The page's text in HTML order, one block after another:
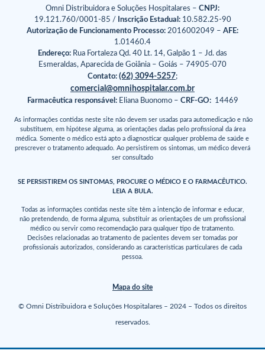
Omni Distribuidora e Soluções Hospitalares – CNPJ:
19.121.760/0001-85 /
Inscrição Estadual:10.582.25-90
Autorização de Funcionamento Processo: 2016002049 – AFE:
1.01460.4
Endereço: Rua Fortaleza Qd. 40 Lt. 14, Galpão 1 – Jd. das
Esmeraldas, Aparecida de Goiânia – Goiás – 74905-070
Contato: (62) 3094-5257;
comercial@omnihospitalar.com.br
Farmacêutica responsável:Eliana Buonomo – CRF-GO:14469
As informações contidas neste site não devem ser usadas para automedicação e não
substituem, em hipótese alguma, as orientações dadas pelo profissional da área
médica. Somente o médico está apto a diagnosticar qualquer problema de saúde e
prescrever o tratamento adequado. Ao persistirem os sintomas, um médico deverá
ser consultado
SE PERSISTIREM OS SINTOMAS, PROCURE O MÉDICO E O FARMACÊUTICO.
LEIA A BULA.
Todas as informações contidas neste site têm a intenção de informar e educar,
não pretendendo, de forma alguma, substituir as orientações de um profissional
médico ou servir como recomendação para qualquer tipo de tratamento.
Decisões relacionadas ao tratamento de pacientes devem ser tomadas por
profissionais autorizados, considerando as características particulares de cada
pessoa.
Mapa do site
© Omni Distribuidora e Soluções Hospitalares – 2024 – Todos os direitos
reservados.